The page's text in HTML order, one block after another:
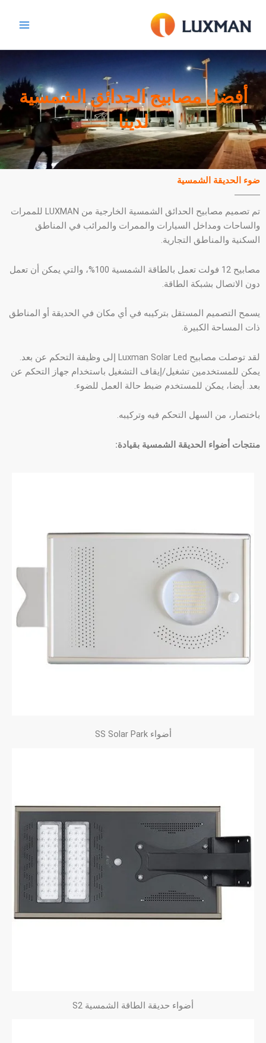
المحتوى
أفضل مصابيح الحدائق الشمسية
لدينا
ضوء الحديقة الشمسية
تم تصميم مصابيح الحدائق الشمسية الخارجية من LUXMAN للممرات
والساحات ومداخل السيارات والممرات والمرائب في المناطق
السكنية والمناطق التجارية.
مصابيح 12 فولت تعمل بالطاقة الشمسية 100%، والتي يمكن أن تعمل
دون الاتصال بشبكة الطاقة.
يسمح التصميم المستقل بتركيبه في أي مكان في الحديقة أو المناطق
ذات المساحة الكبيرة.
لقد توصلت مصابيح Luxman Solar Led إلى وظيفة التحكم عن بعد.
يمكن للمستخدمين تشغيل/إيقاف التشغيل باستخدام جهاز التحكم عن
بعد. أيضا، يمكن للمستخدم ضبط حالة العمل للضوء.
باختصار، من السهل التحكم فيه وتركيبه.
منتجات أضواء الحديقة الشمسية بقيادة:
أضواء SS Solar Park
أضواء حديقة الطاقة الشمسية S2